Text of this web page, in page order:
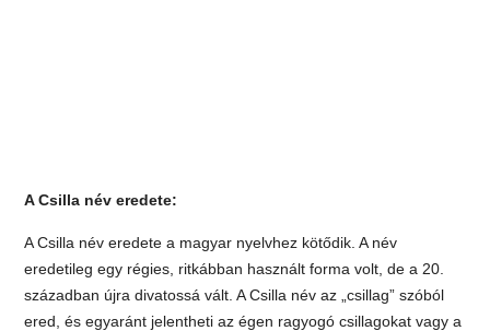
A Csilla név eredete:
A Csilla név eredete a magyar nyelvhez kötődik. A név
eredetileg egy régies, ritkábban használt forma volt, de a 20.
században újra divatossá vált. A Csilla név az „csillag” szóból
ered, és egyaránt jelentheti az égen ragyogó csillagokat vagy a